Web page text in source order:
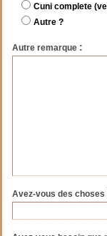
Cuni complete
Autre ?
Autre remarque :
Avez-vous des